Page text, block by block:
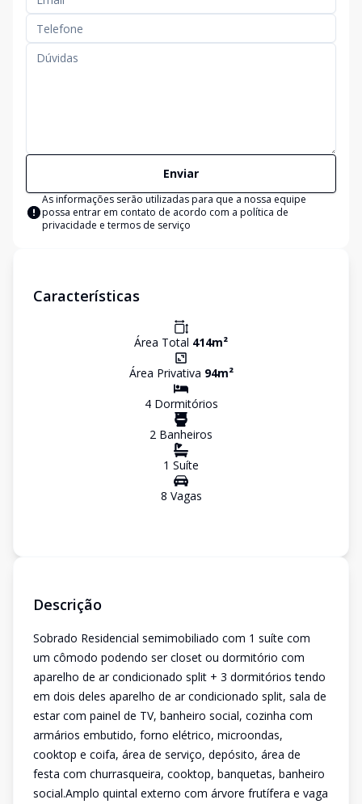
Enviar
As informações serão utilizadas para que a nossa equipe
possa entrar em contato de acordo com a política de
privacidade e termos de serviço
Características
Área Total 414m²
Área Privativa 94m²
4Dormitórios
2 Banheiros
1 Suíte
8 Vagas
Descrição
Sobrado Residencial semimobiliado com 1 suíte com
um cômodo podendo ser closet ou dormitório com
aparelho de ar condicionado split + 3 dormitórios tendo
em dois deles aparelho de ar condicionado split, sala de
estar com painel de TV, banheiro social, cozinha com
armários embutido, forno elétrico, microondas,
cooktop e coifa, área de serviço, depósito, área de
festa com churrasqueira, cooktop, banquetas, banheiro
social.Amplo quintal externo com árvore frutífera e vaga